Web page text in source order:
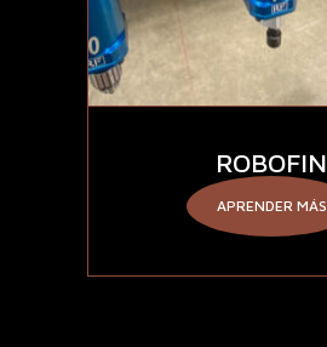
ROBOFIN
APRENDER MÁS